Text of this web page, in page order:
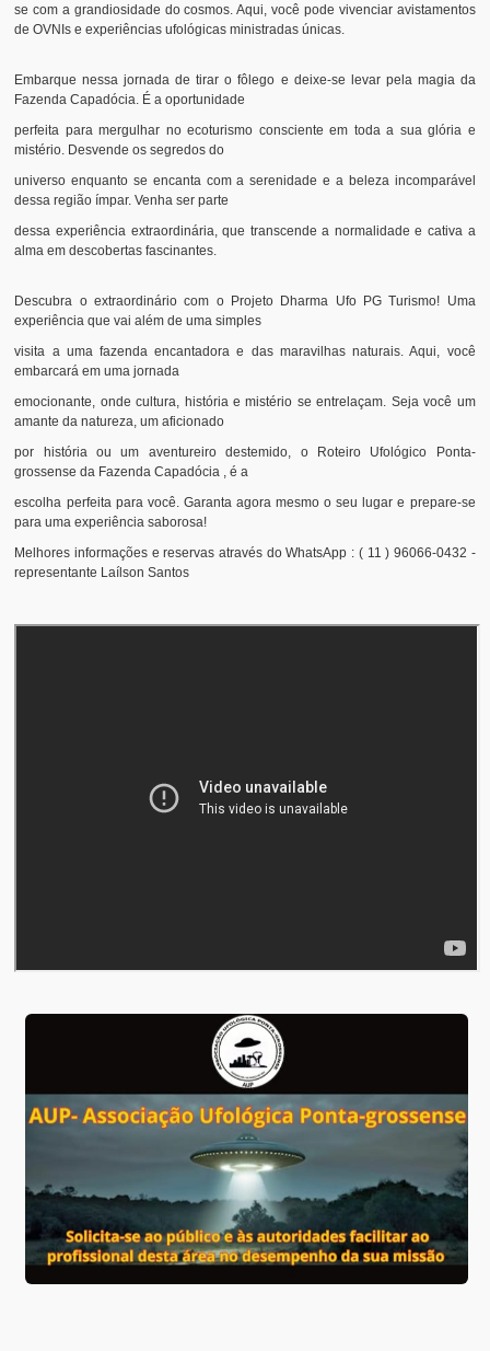
se com a grandiosidade do cosmos. Aqui, você pode vivenciar avistamentos
de OVNIs e experiências ufológicas ministradas únicas.
Embarque nessa jornada de tirar o fôlego e deixe-se levar pela magia da
Fazenda Capadócia. É a oportunidade
perfeita para mergulhar no ecoturismo consciente em toda a sua glória e
mistério. Desvende os segredos do
universo enquanto se encanta com a serenidade e a beleza incomparável
dessa região ímpar. Venha ser parte
dessa experiência extraordinária, que transcende a normalidade e cativa a
alma em descobertas fascinantes.
Descubra o extraordinário com o Projeto Dharma Ufo PG Turismo! Uma
experiência que vai além de uma simples
visita a uma fazenda encantadora e das maravilhas naturais. Aqui, você
embarcará em uma jornada
emocionante, onde cultura, história e mistério se entrelaçam. Seja você um
amante da natureza, um aficionado
por história ou um aventureiro destemido, o Roteiro Ufológico Ponta-
grossense da Fazenda Capadócia , é a
escolha perfeita para você. Garanta agora mesmo o seu lugar e prepare-se
para uma experiência saborosa!
Melhores informações e reservas através do WhatsApp : ( 11 ) 96066-0432 -
representante Laílson Santos